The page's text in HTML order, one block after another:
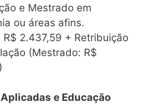
e Mestrado em
ou áreas afins.
R$ 2.437,59 + Retribuição
(Mestrado: R$
e Educação